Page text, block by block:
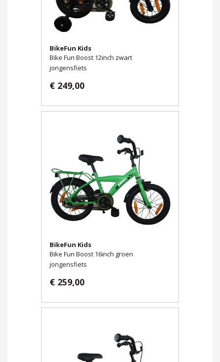
BikeFun Kids
Bike Fun Boost 12inch zwart
jongensfiets
€ 249,00
BikeFun Kids
Bike Fun Boost 16inch groen
jongensfiets
€ 259,00